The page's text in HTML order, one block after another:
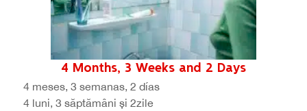
4 Months, 3 Weeks and 2 Days
4 meses, 3 semanas, 2 días
4 luni, 3 săptămâni și 2zile